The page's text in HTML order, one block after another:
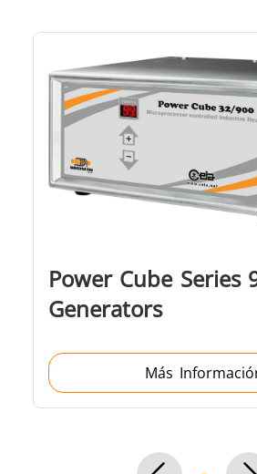
Power Cube Series
Generators
Más